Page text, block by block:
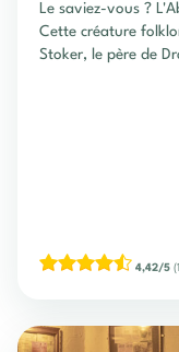
Le saviez-vous ?
Cette créature
Stoker, le père de
4,42/5